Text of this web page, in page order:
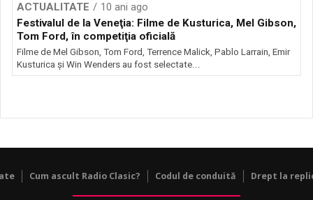
ACTUALITATE
10 ani ago
Festivalul de la Veneţia: Filme de Kusturica, Mel Gibson,
Tom Ford, în competiţia oficială
Filme de Mel Gibson, Tom Ford, Terrence Malick, Pablo Larrain, Emir
Kusturica şi Win Wenders au fost selectate...
Cum ascult Radio Clasic? Codul de conduită Drept la